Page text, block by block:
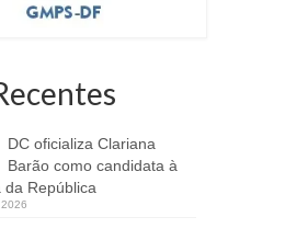
DC oficializa Clariana
Barão como candidata à
da República